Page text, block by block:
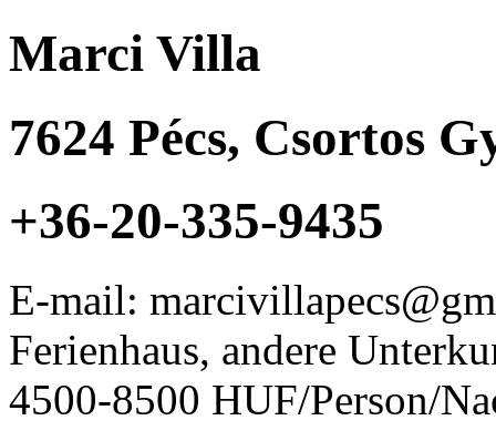
Marci Villa
7624 Pécs, Csortos
+36-20-335-9435
E-mail:
Ferienhaus, andere
4500-8500 HUF/Person/